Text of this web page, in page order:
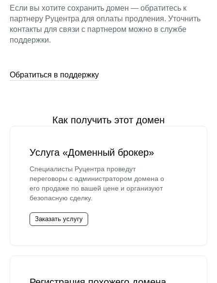
Если вы хотите сохранить домен — обратитесь к
партнеру Руцентра для оплаты продления. Уточнить
контакты для связи с партнером можно в службе
поддержки.
Обратиться в поддержку
Как получить этот домен
Услуга «Доменный брокер»
Специалисты Руцентра проведут
переговоры с администратором домена о
его продаже по вашей цене и организуют
безопасную сделку.
Заказать услугу